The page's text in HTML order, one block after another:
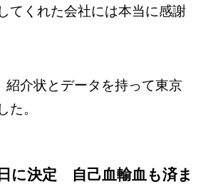
てくれた会社には本当に感謝
紹介状とデータを持って東京
た。
に決定 自己血輸血も済ま